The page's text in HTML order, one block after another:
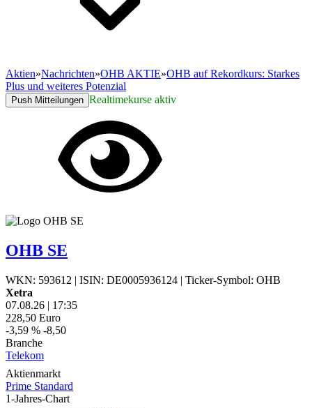
Aktien»Nachrichten»OHB AKTIE»OHB auf Rekordkurs: Starkes
Plus und weiteres Potenzial
Push Mitteilungen Realtimekurse aktiv
OHB SE
WKN: 593612 | ISIN: DE0005936124 | Ticker-Symbol: OHB
Xetra
07.08.26 | 17:35
228,50 Euro
-3,59 % -8,50
Branche
Telekom
Aktienmarkt
Prime Standard
1-Jahres-Chart